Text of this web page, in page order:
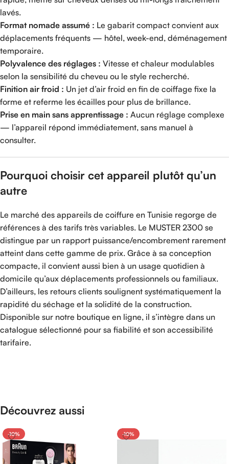
lavés.
Format nomade assumé : Le gabarit compact convient aux
déplacements fréquents — hôtel, week-end, déménagement
temporaire.
Polyvalence des réglages : Vitesse et chaleur modulables
selon la sensibilité du cheveu ou le style recherché.
Finition air froid : Un jet d’air froid en fin de coiffage fixe la
forme et referme les écailles pour plus de brillance.
Prise en main sans apprentissage : Aucun réglage complexe
— l’appareil répond immédiatement, sans manuel à
consulter.
Pourquoi choisir cet appareil plutôt qu’un
autre
Le marché des appareils de coiffure en Tunisie regorge de
références à des tarifs très variables. Le MUSTER 2300 se
distingue par un rapport puissance/encombrement rarement
atteint dans cette gamme de prix. Grâce à sa conception
compacte, il convient aussi bien à un usage quotidien à
domicile qu’aux déplacements professionnels ou familiaux.
D’ailleurs, les retours clients soulignent systématiquement la
rapidité du séchage et la solidité de la construction.
Disponible sur notre boutique en ligne, il s’intègre dans un
catalogue sélectionné pour sa fiabilité et son accessibilité
tarifaire.
Découvrez aussi
-10% -10%